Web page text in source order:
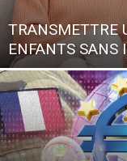
TRANSMETTRE
ENFANTS SANS